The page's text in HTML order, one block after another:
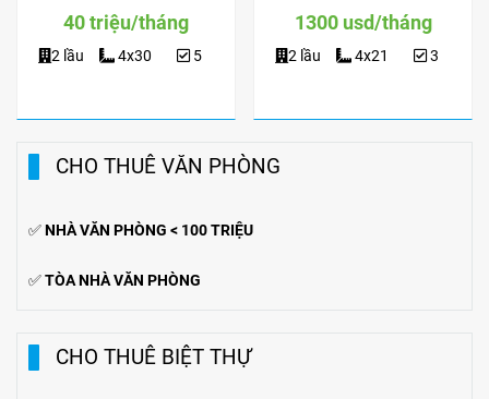
CHIỀU, DT 4X30M, TRỆT 2
LẦU, SÂN THƯỢNG.
40 triệu/tháng
2 lầu 4x30 5
TRỆT 2 LẦU, NỘI THẤT ĐẦY
ĐỦ.
1300 usd/tháng
2 lầu 4x21 3
CHO THUÊ VĂN PHÒNG
✅NHÀ VĂN PHÒNG < 100 TRIỆU
✅TÒA NHÀ VĂN PHÒNG
CHO THUÊ BIỆT THỰ